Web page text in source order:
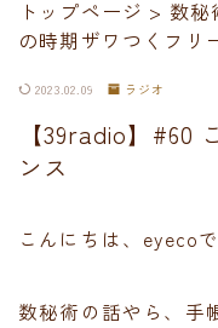
トップページ > 数秘
の時期ザワつくフリ
2023.02.09 ラジオ
【39radio】#60
ンス
こんにちは、eyecoで
数秘術の話やら、手